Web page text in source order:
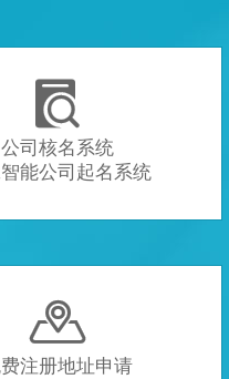

公司核名系统
能公司起名系统

注册地址申请